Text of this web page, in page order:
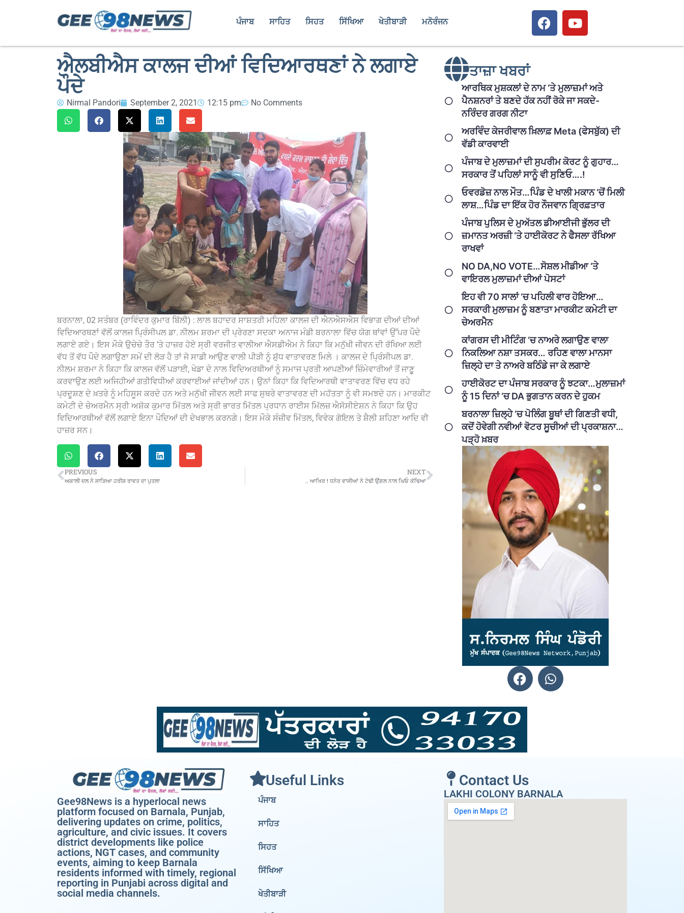
ਪੰਜਾਬ ਸਾਹਿਤ ਸਿਹਤ ਸਿੱਖਿਆ ਖੇਤੀਬਾੜੀ ਮਨੋਰੰਜਨ
ਐਲਬੀਐਸ ਕਾਲਜ ਦੀਆਂ ਵਿਦਿਆਰਥਣਾਂ ਨੇ ਲਗਾਏ
ਪੌਦੇ
Nirmal Pandori September 2, 2021 12:15 pm No Comments
ਬਰਨਾਲਾ, 02 ਸਤੰਬਰ (ਰਾਵਿੰਦਰ ਕੁਮਾਰ ਬਿੱਲੀ) : ਲਾਲ ਬਹਾਦਰ ਸਾਸ਼ਤਰੀ ਮਹਿਲਾ ਕਾਲਜ ਦੀ ਐਨਐਸਐਸ ਵਿਭਾਗ ਦੀਆਂ ਦੀਆਂ
ਵਿਦਿਆਰਥਣਾਂ ਵੱਲੋਂ ਕਾਲਜ ਪ੍ਰਿੰਸੀਪਲ ਡਾ. ਨੀਲਮ ਸ਼ਰਮਾ ਦੀ ਪ੍ਰੇਰਣਾ ਸਦਕਾ ਅਨਾਜ ਮੰਡੀ ਬਰਨਾਲਾ ਵਿੱਚ ਯੋਗ ਥਾਂਵਾਂ ਉੱਪਰ ਪੌਦੇ
ਲਗਾਏ ਗਏ। ਇਸ ਮੌਕੇ ਉਚੇਚੇ ਤੌਰ ’ਤੇ ਹਾਜ਼ਰ ਹੋਏ ਸ੍ਰੀ ਵਰਜੀਤ ਵਾਲੀਆ ਐਸਡੀਐਮ ਨੇ ਕਿਹਾ ਕਿ ਮਨੁੱਖੀ ਜੀਵਨ ਦੀ ਰੱਖਿਆ ਲਈ
ਵੱਧ ਤੋਂ ਵੱਧ ਪੌਦੇ ਲਗਾਉਣਾ ਸਮੇਂ ਦੀ ਲੋੜ ਹੈ ਤਾਂ ਜੋ ਸਾਡੀ ਆਉਣ ਵਾਲੀ ਪੀੜੀ ਨੂੰ ਸ਼ੁੱਧ ਵਾਤਾਵਰਣ ਮਿਲੇ । ਕਾਲਜ ਦੇ ਪ੍ਰਿੰਸੀਪਲ ਡਾ.
ਨੀਲਮ ਸ਼ਰਮਾ ਨੇ ਕਿਹਾ ਕਿ ਕਾਲਜ ਵੱਲੋਂ ਪੜਾਈ, ਖੇਡਾ ਦੇ ਨਾਲ ਵਿਦਿਅਰਥੀਆਂ ਨੂੰ ਸਮਾਜ ਪ੍ਰਤੀ ਆਪਣੀਆਂ ਜ਼ਿੰਮੇਵਾਰੀਆਂ ਤੋਂ ਜਾਣੂੁ
ਕਰਵਾਉਣ ਲਈ ਅਜਿਹੀਆਂ ਗਤੀਵਿਧੀਆਂ ਕਰਵਾਈਆਂ ਜਾਂਦੀਆਂ ਹਨ। ਉਨਾਂ ਕਿਹਾ ਕਿ ਵਿਦਿਆਰਥੀ ਵਾਤਾਵਰਣ ਵਿੱਚ ਵਧ ਰਹੇ
ਪ੍ਰਦੂਸ਼ਣ ਦੇ ਖ਼ਤਰੇ ਨੂੰ ਮਹਿਸੂਸ ਕਰਦੇ ਹਨ ਅਤੇ ਮਨੁੱਖੀ ਜੀਵਨ ਲਈ ਸਾਫ ਸੁਥਰੇ ਵਾਤਾਵਰਣ ਦੀ ਮਹੱਤਤਾ ਨੂੰ ਵੀ ਸਮਝਦੇ ਹਨ। ਮਾਰਕੀਟ
ਕਮੇਟੀ ਦੇ ਚੇਅਰਮੈਨ ਸ੍ਰੀ ਅਸ਼ੋਕ ਕੁਮਾਰ ਮਿੱਤਲ ਅਤੇ ਸ੍ਰੀ ਭਾਰਤ ਮਿੱਤਲ ਪ੍ਰਧਾਨ ਰਾਈਸ ਮਿੱਲਜ਼ ਐਸੋਸੀਏਸ਼ਨ ਨੇ ਕਿਹਾ ਕਿ ਉਹ
ਵਿਦਿਆਰਥੀਆਂ ਵੱਲੋਂ ਲਗਾਏ ਇਨਾ ਪੌਦਿਆਂ ਦੀ ਦੇਖਭਾਲ ਕਰਨਗੇ। ਇਸ ਮੌਕੇ ਸੰਜ਼ੀਵ ਮਿੱਤਲ, ਵਿਵੇਕ ਗੋਇਲ ਤੇ ਸ਼ੈਲੀ ਸ਼ਹਿਣਾ ਆਦਿ ਵੀ
ਹਾਜ਼ਰ ਸਨ।
PREVIOUS
ਅਕਾਲੀ ਦਲ ਨੇ ਸਾੜਿਆ ਹਰੀਸ਼ ਰਾਵਤ ਦਾ ਪੁਤਲਾ
NEXT
.. ਆਖਿਰ ! ਧਨੇਰ ਵਾਸੀਆਂ ਨੇ ਟੇਢੀ ਉਂਗਲ ਨਾਲ ਘਿਓ ਕੱਢਿਆ
ਤਾਜ਼ਾ ਖਬਰਾਂ
ਆਰਥਿਕ ਮੁਸ਼ਕਲਾਂ ਦੇ ਨਾਮ ‘ਤੇ ਮੁਲਾਜ਼ਮਾਂ ਅਤੇ
ਪੈਨਸ਼ਨਰਾਂ ਤੇ ਬਣਦੇ ਹੱਕ ਨਹੀਂ ਰੋਕੇ ਜਾ ਸਕਦੇ-
ਨਰਿੰਦਰ ਗਰਗ ਨੀਟਾ
ਅਰਵਿੰਦ ਕੇਜਰੀਵਾਲ ਖ਼ਿਲਾਫ਼ Meta (ਫੇਸਬੁੱਕ) ਦੀ
ਵੱਡੀ ਕਾਰਵਾਈ
ਪੰਜਾਬ ਦੇ ਮੁਲਾਜ਼ਮਾਂ ਦੀ ਸੁਪਰੀਮ ਕੋਰਟ ਨੂੰ ਗੁਹਾਰ…
ਸਰਕਾਰ ਤੋਂ ਪਹਿਲਾਂ ਸਾਨੂੰ ਵੀ ਸੁਣਿਓ….!
ਓਵਰਡੋਜ਼ ਨਾਲ ਮੌਤ…ਪਿੰਡ ਦੇ ਖਾਲੀ ਮਕਾਨ ‘ਚੋਂ ਮਿਲੀ
ਲਾਸ਼…ਪਿੰਡ ਦਾ ਇੱਕ ਹੋਰ ਨੌਜਵਾਨ ਗ੍ਰਿਫ਼ਤਾਰ
ਪੰਜਾਬ ਪੁਲਿਸ ਦੇ ਮੁਅੱਤਲ ਡੀਆਈਜੀ ਭੁੱਲਰ ਦੀ
ਜ਼ਮਾਨਤ ਅਰਜ਼ੀ ‘ਤੇ ਹਾਈਕੋਰਟ ਨੇ ਫੈਸਲਾ ਰੱਖਿਆ
ਰਾਖਵਾਂ
NO DA,NO VOTE…ਸੋਸ਼ਲ ਮੀਡੀਆ ‘ਤੇ
ਵਾਇਰਲ ਮੁਲਾਜ਼ਮਾਂ ਦੀਆਂ ਪੋਸਟਾਂ
ਇਹ ਵੀ 70 ਸਾਲਾਂ ‘ਚ ਪਹਿਲੀ ਵਾਰ ਹੋਇਆ…
ਸਰਕਾਰੀ ਮੁਲਾਜ਼ਮ ਨੂੰ ਬਣਾਤਾ ਮਾਰਕੀਟ ਕਮੇਟੀ ਦਾ
ਚੇਅਰਮੈਨ
ਕਾਂਗਰਸ ਦੀ ਮੀਟਿੰਗ ‘ਚ ਨਾਅਰੇ ਲਗਾਉਣ ਵਾਲਾ
ਨਿਕਲਿਆ ਨਸ਼ਾ ਤਸਕਰ… ਰਹਿਣ ਵਾਲਾ ਮਾਨਸਾ
ਜ਼ਿਲ੍ਹੇ ਦਾ ਤੇ ਨਾਅਰੇ ਬਠਿੰਡੇ ਜਾ ਕੇ ਲਗਾਏ
ਹਾਈਕੋਰਟ ਦਾ ਪੰਜਾਬ ਸਰਕਾਰ ਨੂੰ ਝਟਕਾ…ਮੁਲਾਜ਼ਮਾਂ
ਨੂੰ 15 ਦਿਨਾਂ ‘ਚ DA ਭੁਗਤਾਨ ਕਰਨ ਦੇ ਹੁਕਮ
ਬਰਨਾਲਾ ਜ਼ਿਲ੍ਹੇ ‘ਚ ਪੋਲਿੰਗ ਬੂਥਾਂ ਦੀ ਗਿਣਤੀ ਵਧੀ,
ਕਦੋਂ ਹੋਵੇਗੀ ਨਵੀਆਂ ਵੋਟਰ ਸੂਚੀਆਂ ਦੀ ਪ੍ਰਕਾਸ਼ਨਾ…
ਪੜ੍ਹੋ ਖ਼ਬਰ
Gee98News is a hyperlocal news
platform focused on Barnala, Punjab,
delivering updates on crime, politics,
agriculture, and civic issues. It covers
district developments like police
actions, NGT cases, and community
events, aiming to keep Barnala
residents informed with timely, regional
reporting in Punjabi across digital and
social media channels.
Useful Links
ਪੰਜਾਬ
ਸਾਹਿਤ
ਸਿਹਤ
ਸਿੱਖਿਆ
ਖੇਤੀਬਾੜੀ
Contact Us
LAKHI COLONY BARNALA